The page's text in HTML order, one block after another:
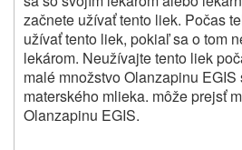
začnete užívať tento liek. Počas
užívať tento liek, pokiaľ sa o tom
lekárom. Neužívajte tento liek
malé množstvo Olanzapinu
materského mlieka. môže prejsť
Olanzapinu EGIS.